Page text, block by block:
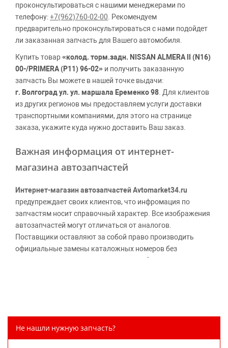
проконсультироваться с нашими менеджерами по
телефону:+7(962)760-02-00 . Рекомендуем
предварительно проконсультироваться с нами подойдет
ли заказанная запчасть для Вашего автомобиля.
Купить товар«колод. торм.задн. NISSAN ALMERA II (N16)
00-/PRIMERA (P11) 96-02» и получить заказанную
запчасть Вы можете в нашей точке выдачи:
г. Волгоград ул. ул. маршала Еременко 98 . Для клиентов
из других регионов мы предоставляем услуги доставки
транспортными компаниями, для этого на странице
заказа, укажите куда нужно доставить Ваш заказ.
Важная информация от интернет-
магазина автозапчастей
Интернет-магазин автозапчастей Avtomarket34.ru
предупреждает своих клиентов, что инфромация по
запчастям носит справочный характер. Все изображения
автозапчастей могут отличаться от аналогов.
Поставщики оставляют за собой право производить
официальные замены каталожных номеров без
дополнительного уведомления дистрибьюторов, что
части к той или иной марке автомобиля, то есть на
Не нашли нужную запчасть?